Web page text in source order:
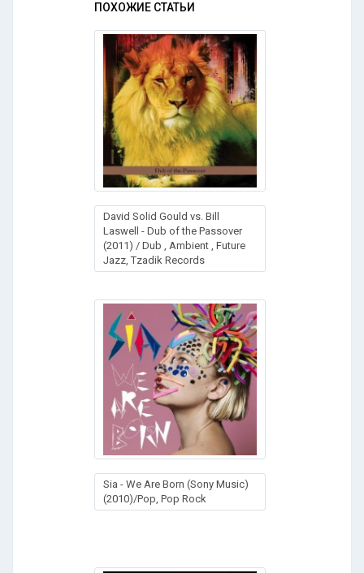
ПОХОЖИЕ СТАТЬИ
David Solid Gould vs. Bill
Laswell - Dub of the Passover
(2011) / Dub , Ambient , Future
Jazz, Tzadik Records
Sia - We Are Born (Sony Music)
(2010)/Pop, Pop Rock